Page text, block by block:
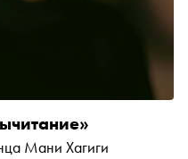
Мани Хагиги